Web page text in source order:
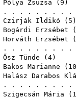
Pólya Zsuzsa ( 9
. . . . . . . . .
Czirják Ildikó ( 5
Bogárdi Erzsébet (
Horváth Erzsébet (
. . . . . . . . .
Ősz Tünde ( 4
Bakos Marianne ( 10
Halász Darabos
. . . . . . . . .
Szigecsán Mária (